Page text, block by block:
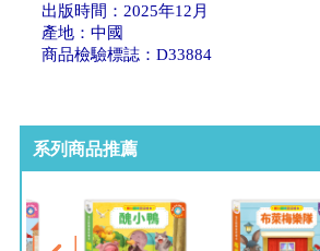
出版時間：2025年12月
產地：中國
商品檢驗標誌：D33884
系列商品推薦